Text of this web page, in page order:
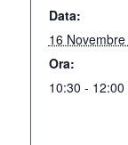
Data:
16
Ora:
10:30 - 12:00